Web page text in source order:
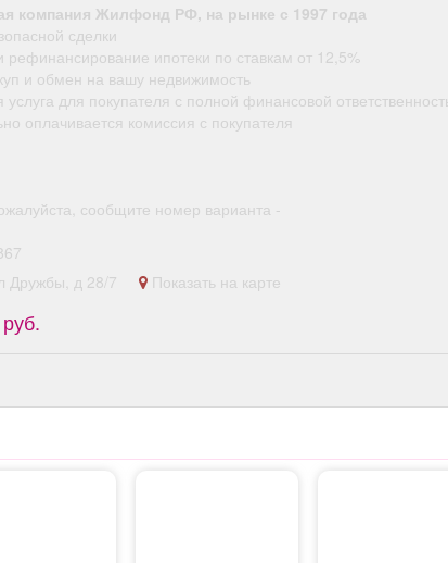
компания Жилфонд РФ, на рынке с 1997 года
сделки
ипотеки по ставкам от 12,5%
и обмен на вашу недвижимость
для покупателя с полной финансовой
оплачивается комиссия с покупателя
сообщите номер варианта -
Дружбы, д 28/7
Показать на карте